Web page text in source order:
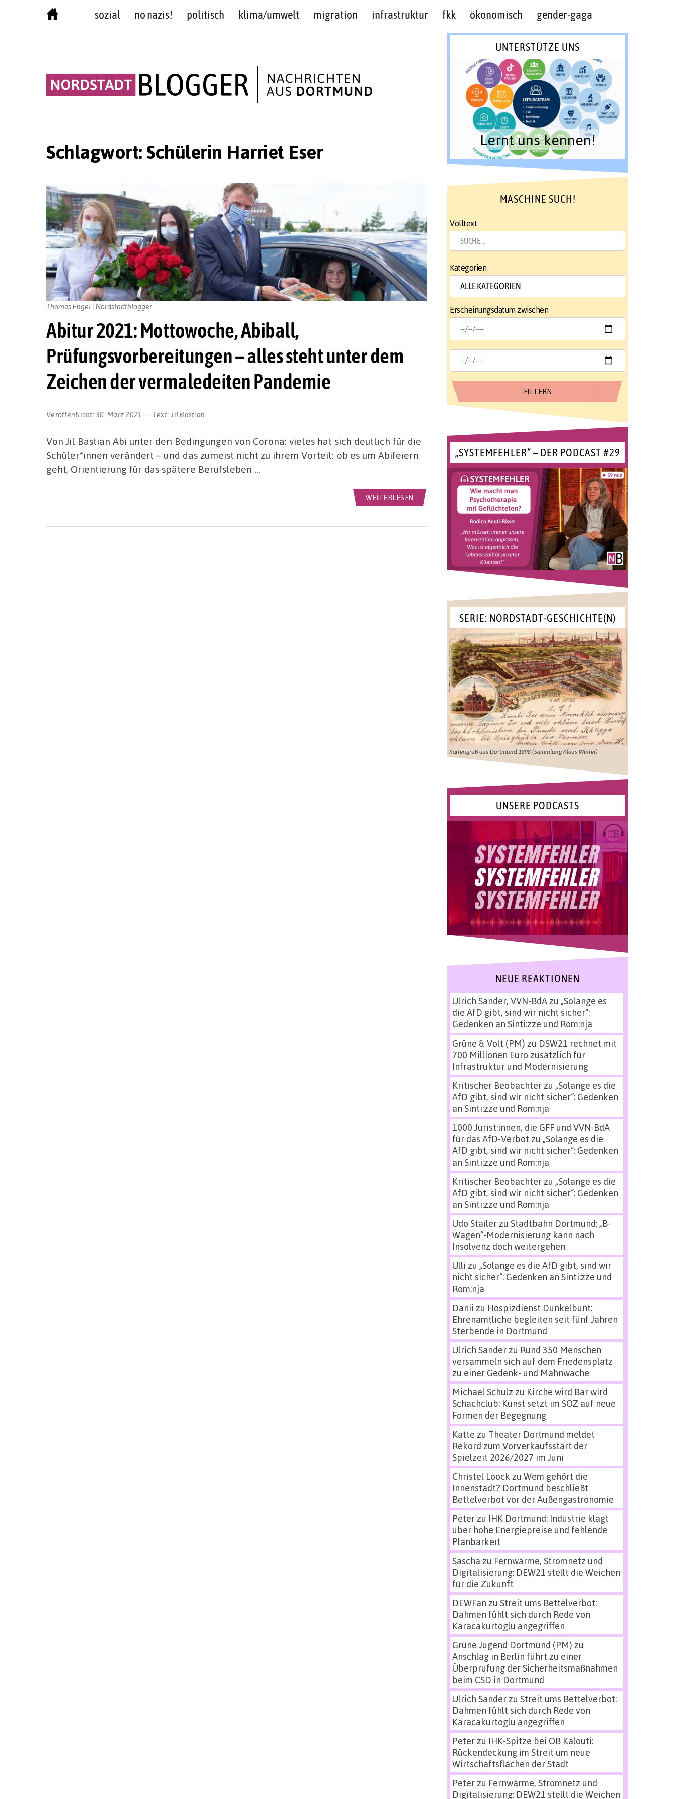
sozial no nazis! politisch klima/umwelt migration infrastruktur fkk ökonomisch gender-gaga
Schlagwort:Schülerin Harriet Eser
Abitur 2021: Mottowoche, Abiball,
Prüfungsvorbereitungen – alles steht unter dem
Zeichen der vermaledeiten Pandemie
Veröffentlicht:30. März 2021 Text: Jil Bastian
Thomas Engel | Nordstadtblogger
Von Jil Bastian Abi unter den Bedingungen von Corona: vieles hat sich deutlich für die
Schüler*innen verändert – und das zumeist nicht zu ihrem Vorteil: ob es um Abifeiern
geht, Orientierung für das spätere Berufsleben …
WEITERLESEN
UNTERSTÜTZE UNS
Lernt uns kennen!
MASCHINE SUCH!
Volltext
Kategorien
Erscheinungsdatum zwischen
„SYSTEMFEHLER“ – DER PODCAST #29
SERIE: NORDSTADT-GESCHICHTE(N)
Kartengruß aus Dortmund 1898 (Sammlung Klaus Winter)
UNSERE PODCASTS
NEUE REAKTIONEN
Ulrich Sander, VVN-BdAzu „Solange es
die AfD gibt, sind wir nicht sicher“:
Gedenken an Sinti:zze und Rom:nja
Grüne & Volt (PM) zu DSW21 rechnet mit
700 Millionen Euro zusätzlich für
Infrastruktur und Modernisierung
Kritischer Beobachterzu „Solange es die
AfD gibt, sind wir nicht sicher“: Gedenken
an Sinti:zze und Rom:nja
1000 Jurist:innen, die GFF und VVN-BdA
für das AfD-Verbot zu „Solange es die
AfD gibt, sind wir nicht sicher“: Gedenken
an Sinti:zze und Rom:nja
Kritischer Beobachterzu „Solange es die
AfD gibt, sind wir nicht sicher“: Gedenken
an Sinti:zze und Rom:nja
Udo Stailerzu Stadtbahn Dortmund: „B-
Wagen“-Modernisierung kann nach
Insolvenz doch weitergehen
Ulli zu „Solange es die AfD gibt, sind wir
nicht sicher“: Gedenken an Sinti:zze und
Rom:nja
Danii zu Hospizdienst Dunkelbunt:
Ehrenamtliche begleiten seit fünf Jahren
Sterbende in Dortmund
Ulrich Sanderzu Rund 350 Menschen
versammeln sich auf dem Friedensplatz
zu einer Gedenk- und Mahnwache
Michael Schulz zu Kirche wird Bar wird
Schachclub: Kunst setzt im SÖZ auf neue
Formen der Begegnung
Katte zu Theater Dortmund meldet
Rekord zum Vorverkaufsstart der
Spielzeit 2026/2027 im Juni
Christel Loock zu Wem gehört die
Innenstadt? Dortmund beschließt
Bettelverbot vor der Außengastronomie
Peterzu IHK Dortmund: Industrie klagt
über hohe Energiepreise und fehlende
Planbarkeit
Sascha zu Fernwärme, Stromnetz und
Digitalisierung: DEW21 stellt die Weichen
für die Zukunft
DEWFan zu Streit ums Bettelverbot:
Dahmen fühlt sich durch Rede von
Karacakurtoglu angegriffen
Grüne Jugend Dortmund (PM) zu
Anschlag in Berlin führt zu einer
Überprüfung der Sicherheitsmaßnahmen
beim CSD in Dortmund
Ulrich Sanderzu Streit ums Bettelverbot:
Dahmen fühlt sich durch Rede von
Karacakurtoglu angegriffen
Peterzu IHK-Spitze bei OB Kalouti:
Rückendeckung im Streit um neue
Wirtschaftsflächen der Stadt
Peterzu Fernwärme, Stromnetz und
Digitalisierung: DEW21 stellt die Weichen